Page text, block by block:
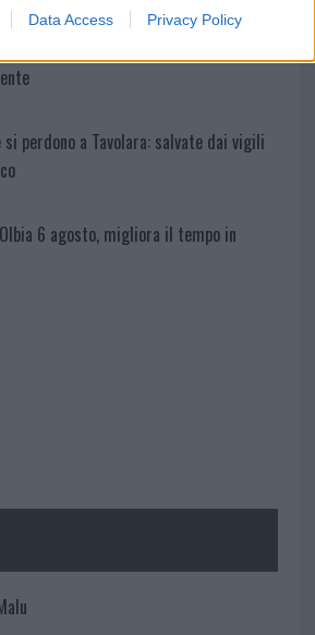
Data Access Privacy Policy
perdono a Tavolara: salvate dai vigili
6 agosto, migliora il tempo in